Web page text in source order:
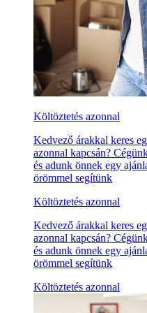
Költöztetés azonnal
Kedvező árakkal keres
azonnal kapcsán?
és adunk önnek egy
örömmel segítünk
Költöztetés azonnal
Kedvező árakkal keres
azonnal kapcsán?
és adunk önnek egy
örömmel segítünk
Költöztetés azonnal